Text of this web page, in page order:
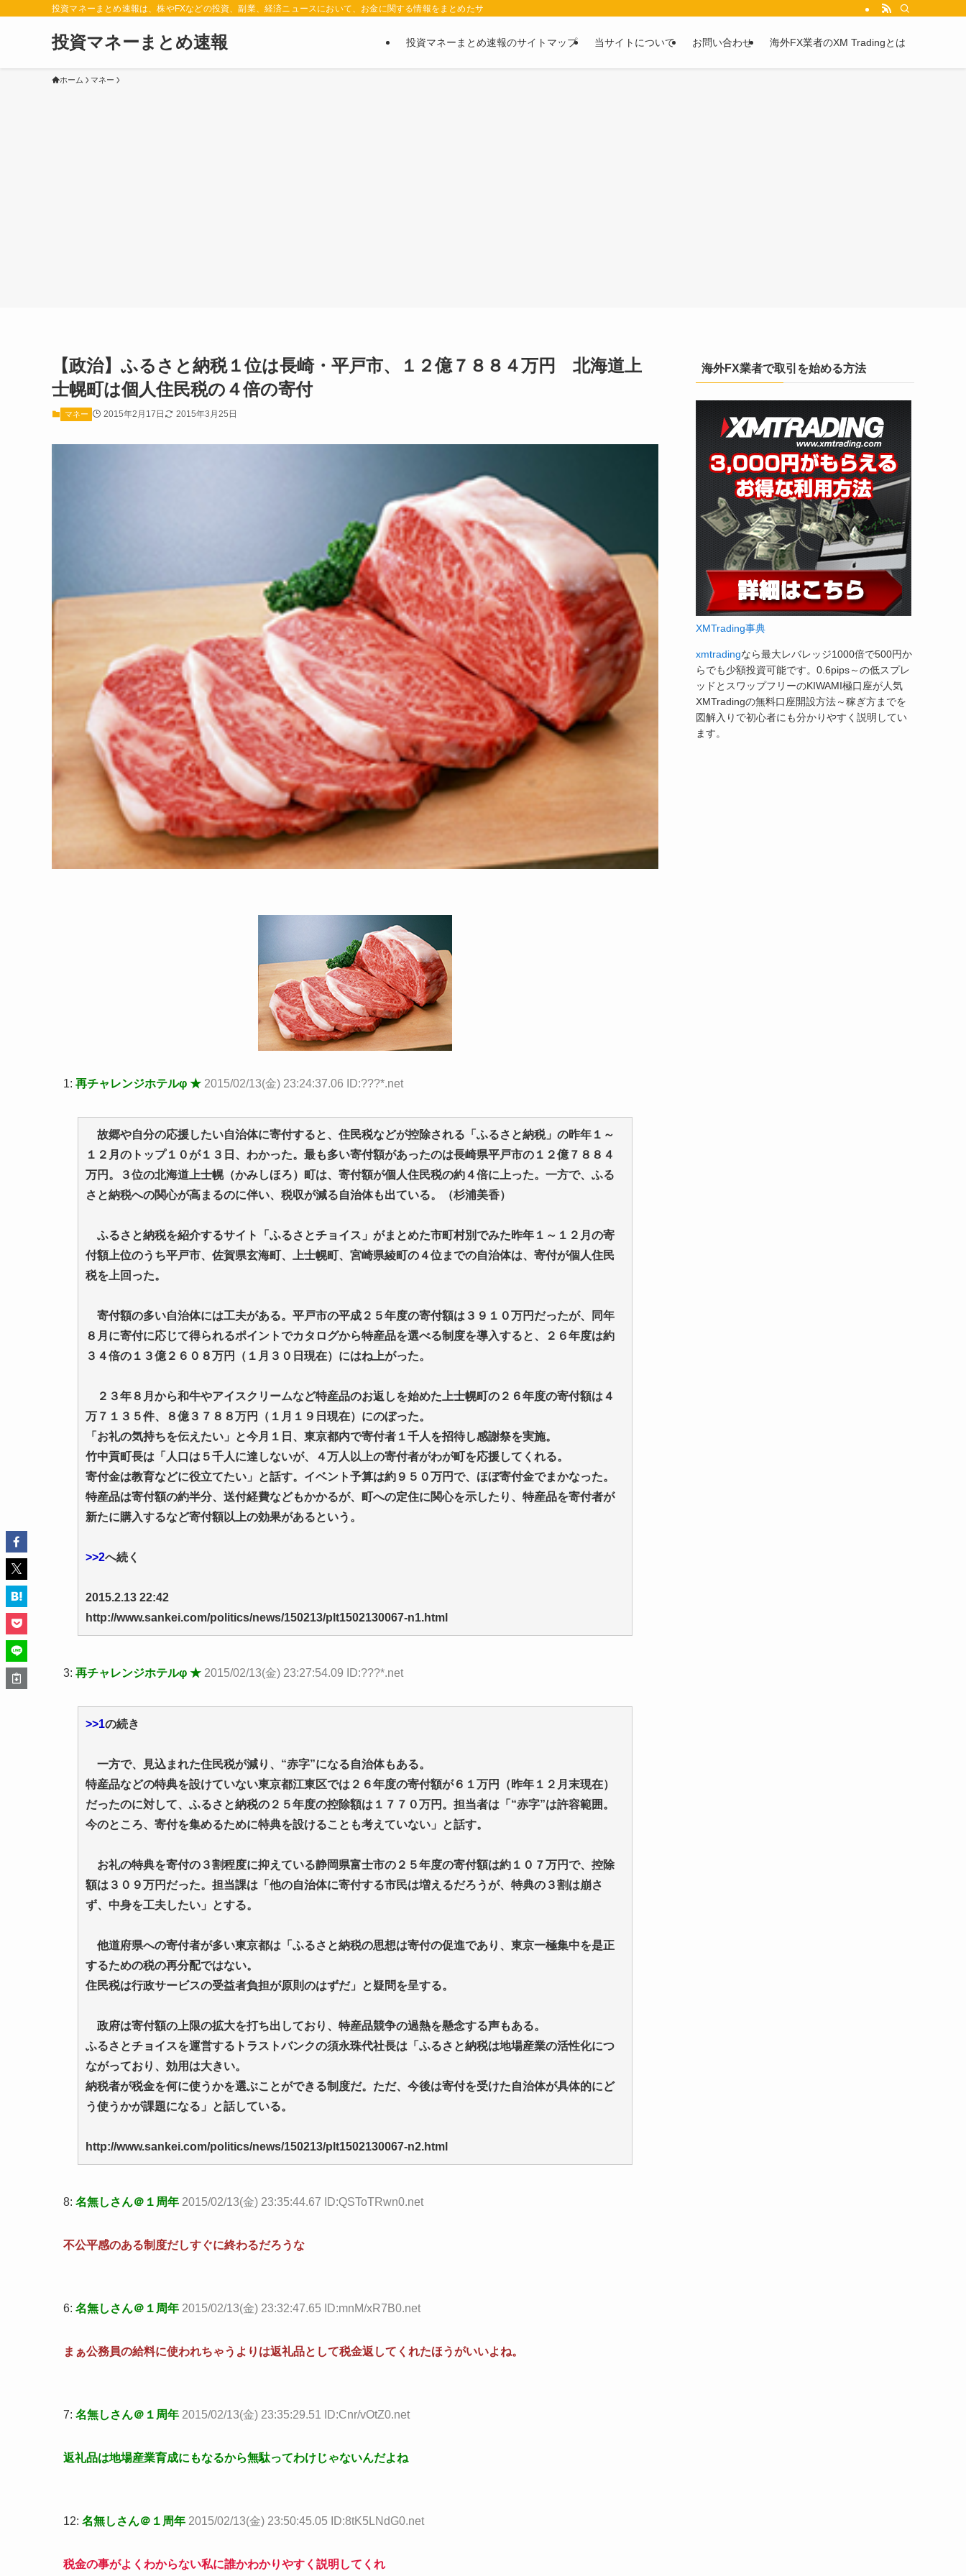
投資マネーまとめ速報は、株やFXなどの投資、副業、経済ニュースにおいて、お金に関する情報をまとめたサイトです。お金に関する情報の口コミや評判を2chや5chからピックアップしています。
投資マネーまとめ速報 投資マネーまとめ速報のサイトマップ 当サイトについて お問い合わせ 海外FX業者のXM Tradingとは
ホーム マネー
【政治】ふるさと納税１位は長崎・平戸市、１２億７８８４万円 北海道上
士幌町は個人住民税の４倍の寄付
マネー 2015年2月17日 2015年3月25日
1: 再チャレンジホテルφ ★ 2015/02/13(金) 23:24:37.06 ID:???*.net
故郷や自分の応援したい自治体に寄付すると、住民税などが控除される「ふるさと納税」の昨年１～
１２月のトップ１０が１３日、わかった。最も多い寄付額があったのは長崎県平戸市の１２億７８８４
万円。３位の北海道上士幌（かみしほろ）町は、寄付額が個人住民税の約４倍に上った。一方で、ふる
さと納税への関心が高まるのに伴い、税収が減る自治体も出ている。（杉浦美香）
ふるさと納税を紹介するサイト「ふるさとチョイス」がまとめた市町村別でみた昨年１～１２月の寄
付額上位のうち平戸市、佐賀県玄海町、上士幌町、宮崎県綾町の４位までの自治体は、寄付が個人住民
税を上回った。
寄付額の多い自治体には工夫がある。平戸市の平成２５年度の寄付額は３９１０万円だったが、同年
８月に寄付に応じて得られるポイントでカタログから特産品を選べる制度を導入すると、２６年度は約
３４倍の１３億２６０８万円（１月３０日現在）にはね上がった。
２３年８月から和牛やアイスクリームなど特産品のお返しを始めた上士幌町の２６年度の寄付額は４
万７１３５件、８億３７８８万円（１月１９日現在）にのぼった。
「お礼の気持ちを伝えたい」と今月１日、東京都内で寄付者１千人を招待し感謝祭を実施。
竹中貢町長は「人口は５千人に達しないが、４万人以上の寄付者がわが町を応援してくれる。
寄付金は教育などに役立てたい」と話す。イベント予算は約９５０万円で、ほぼ寄付金でまかなった。
特産品は寄付額の約半分、送付経費などもかかるが、町への定住に関心を示したり、特産品を寄付者が
新たに購入するなど寄付額以上の効果があるという。
>>2へ続く
2015.2.13 22:42
http://www.sankei.com/politics/news/150213/plt1502130067-n1.html
3: 再チャレンジホテルφ ★ 2015/02/13(金) 23:27:54.09 ID:???*.net
>>1の続き
一方で、見込まれた住民税が減り、“赤字”になる自治体もある。
特産品などの特典を設けていない東京都江東区では２６年度の寄付額が６１万円（昨年１２月末現在）
だったのに対して、ふるさと納税の２５年度の控除額は１７７０万円。担当者は「“赤字”は許容範囲。
今のところ、寄付を集めるために特典を設けることも考えていない」と話す。
お礼の特典を寄付の３割程度に抑えている静岡県富士市の２５年度の寄付額は約１０７万円で、控除
額は３０９万円だった。担当課は「他の自治体に寄付する市民は増えるだろうが、特典の３割は崩さ
ず、中身を工夫したい」とする。
他道府県への寄付者が多い東京都は「ふるさと納税の思想は寄付の促進であり、東京一極集中を是正
するための税の再分配ではない。
住民税は行政サービスの受益者負担が原則のはずだ」と疑問を呈する。
政府は寄付額の上限の拡大を打ち出しており、特産品競争の過熱を懸念する声もある。
ふるさとチョイスを運営するトラストバンクの須永珠代社長は「ふるさと納税は地場産業の活性化につ
ながっており、効用は大きい。
納税者が税金を何に使うかを選ぶことができる制度だ。ただ、今後は寄付を受けた自治体が具体的にど
う使うかが課題になる」と話している。
http://www.sankei.com/politics/news/150213/plt1502130067-n2.html
8: 名無しさん＠１周年 2015/02/13(金) 23:35:44.67 ID:QSToTRwn0.net
不公平感のある制度だしすぐに終わるだろうな
6: 名無しさん＠１周年 2015/02/13(金) 23:32:47.65 ID:mnM/xR7B0.net
まぁ公務員の給料に使われちゃうよりは返礼品として税金返してくれたほうがいいよね。
7: 名無しさん＠１周年 2015/02/13(金) 23:35:29.51 ID:Cnr/vOtZ0.net
返礼品は地場産業育成にもなるから無駄ってわけじゃないんだよね
12: 名無しさん＠１周年 2015/02/13(金) 23:50:45.05 ID:8tK5LNdG0.net
税金の事がよくわからない私に誰かわかりやすく説明してくれ
海外FX業者で取引を始める方法
XMTrading事典
xmtradingなら最大レバレッジ1000倍で500円か
らでも少額投資可能です。0.6pips～の低スプレ
ッドとスワップフリーのKIWAMI極口座が人気
XMTradingの無料口座開設方法～稼ぎ方までを
図解入りで初心者にも分かりやすく説明してい
ます。